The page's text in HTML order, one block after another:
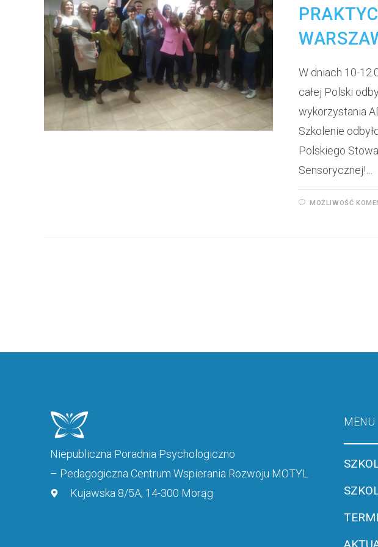
W dniach 10-
całej Polski
wykorzystania
Szkolenie
Polskiego
Sensorycznej!…
MOŻLIWOŚĆ
Niepubliczna Poradnia Psychologiczno
– Pedagogiczna Centrum Wspierania Rozwoju MOTYL
Kujawska 8/5A, 14-300 Morąg
MENU